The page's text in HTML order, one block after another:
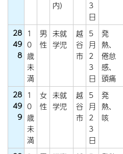
内）
3
日
28
49
8
1
0
歳
未
満
男
性
未就
学児
越
谷
市
5
月
2
3
日
発
熱、
倦怠
感、
頭痛
28
49
9
1
0
歳
未
満
女
性
未就
学児
越
谷
市
5
月
2
3
日
発
熱、
咳